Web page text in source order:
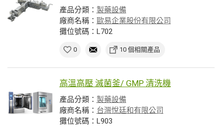
產品分類： 製藥設備
廠商名稱： 歐易企業股份有限公司
攤位號碼：L702
0 10 個相關產品
高溫高壓 滅菌釜/ GMP 清洗機
產品分類： 製藥設備
廠商名稱： 台灣悅廷和有限公司
攤位號碼：L903